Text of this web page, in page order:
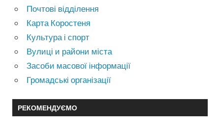
Почтові відділення
Карта Коростеня
Культура і спорт
Вулиці и райони міста
Засоби масової інформації
Громадські організації
РЕКОМЕНДУЄМО